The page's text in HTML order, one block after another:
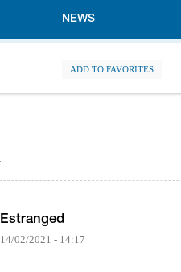
NEWS
ADD TO FAVORITES
Estranged
14/02/2021 - 14:17